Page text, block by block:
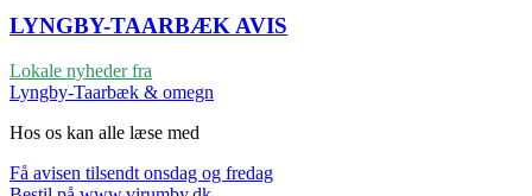
LYNGBY-TAARBÆK AVIS
Lokale nyheder fra
Lyngby-Taarbæk & omegn
Hos os kan alle læse med
Få avisen tilsendt onsdag og fredag